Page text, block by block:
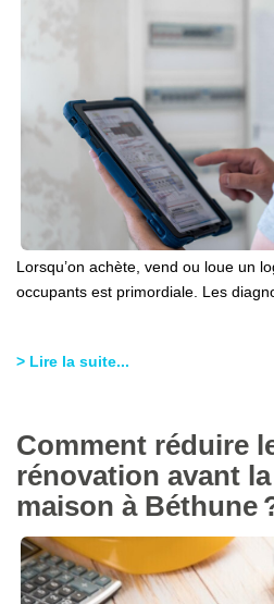
Lorsqu’on achète, vend ou loue un
occupants est primordiale. Les
> Lire la suite...
Comment réduire
rénovation avant
maison à Béthune